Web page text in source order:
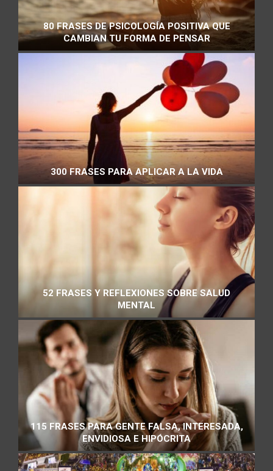
80 FRASES DE PSICOLOGÍA POSITIVA QUE
CAMBIAN TU FORMA DE PENSAR
300 FRASES PARA APLICAR A LA VIDA
52 FRASES Y REFLEXIONES SOBRE SALUD
MENTAL
115 FRASES PARA GENTE FALSA, INTERESADA,
ENVIDIOSA E HIPÓCRITA